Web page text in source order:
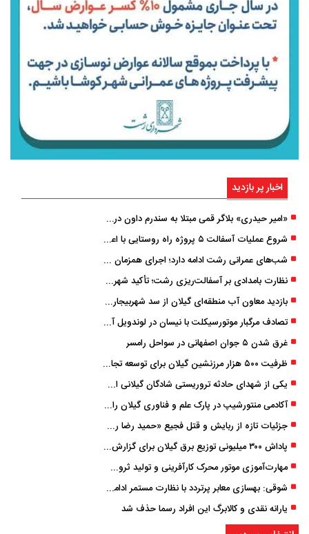
اخبار پر بازدید
«امیر حیدری» بلاگر قمی مبتلا به سندرم داون درگذشت
شروع عملیات آسفالت ۵ پروژه راه ‌روستایی با اعتبار ۳۷۰ میلیاردی در گیلان
شب‌های عمرانی رشت ادامه دارد؛ اجرای همزمان آسفالت‌ریزی در پنج منطقه شهری
نظارت بامدادی بر آسفالت‌ریزی رشت؛ تأکید شهردار و بازرس کل بر کیفیت اجرای پروژه‌ها
بازدید معاون آب منطقه‌ای گیلان از سد شهربیجار برای تداوم تأمین آب شرب استان
تصادف مرگبار موتورسیکلت با نیسان در لوندویل آستارا/ انتقال مصدوم با اورژانس هوایی به رشت
غرق شدن ۵ جوان اصفهانی در سواحل رامسر
ظرفیت ۵۰۰ هزار مرزنشین گیلان برای توسعه تجارت فعال می‌شود
یکی از شهدای حادثه تروریستی شادگان گیلانی است/ شهادت «سینا سیاه‌ نژاد» در درگیری با اشرار مسلح
آکادمی منتورشیپ در پارک علم و فناوری گیلان راه‌اندازی شد
جزئیات تازه از ربایش و قتل فجیع «حمید رضا رجب زاده» مداح جوان تهرانی؛ ۴ متهم بازداشت شدند
پاداش ۳۰۰ میلیونی توزیع برق گیلان برای گزارش ماینرهای غیرمجاز
مهارت‌آموزی موتور محرک کارآفرینی و تولید ثروت است
شوقی: بهسازی معابر پرتردد با نظارت مستمر ادامه دارد
یارانه نقدی و کالابرگ این افراد رسما حذف شد